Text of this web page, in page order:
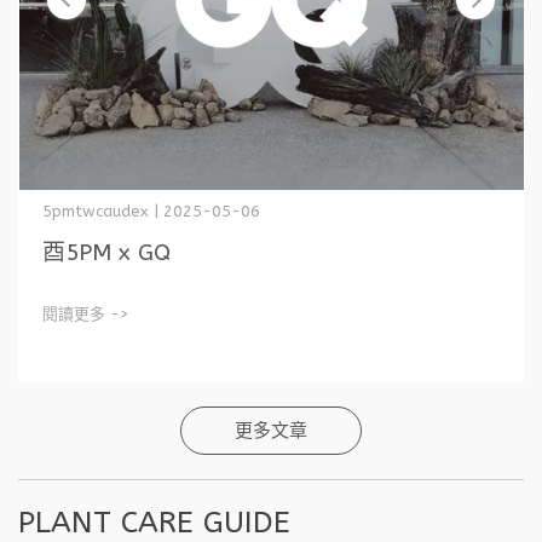
5pmtwcaudex | 2025-05-06
酉5PM x GQ
閱讀更多 ->
更多文章
PLANT CARE GUIDE